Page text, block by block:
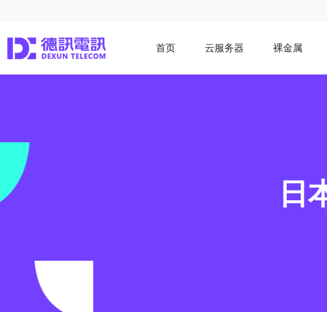
首页 云服务器 裸金属
日